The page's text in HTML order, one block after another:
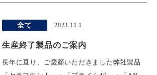
全て 2023.11.1
生産終了製品のご案内
長年に亘り、ご愛顧いただきました弊社製品